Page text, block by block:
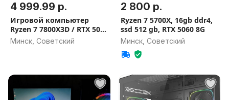
4 999.99 р.
Игровой компьютер
Ryzen 7 7800X3D / RTX 5060
Ti / DDR5 32GB, 16GB / SSD
1TB Гарантия на игровой
Минск, Советский
2 800 р.
Ryzen 7 5700X, 16gb ddr4,
ssd 512 gb, RTX 5060 8G
Минск, Советский